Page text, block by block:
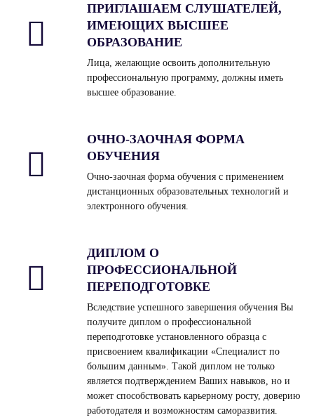
ПРИГЛАШАЕМ СЛУШАТЕЛЕЙ,
ИМЕЮЩИХ ВЫСШЕЕ
ОБРАЗОВАНИЕ
Лица, желающие освоить дополнительную
профессиональную программу, должны иметь
высшее образование.
ОЧНО-ЗАОЧНАЯ ФОРМА
ОБУЧЕНИЯ
Очно-заочная форма обучения с применением
дистанционных образовательных технологий и
электронного обучения.
ДИПЛОМ О
ПРОФЕССИОНАЛЬНОЙ
ПЕРЕПОДГОТОВКЕ
Вследствие успешного завершения обучения Вы
получите диплом о профессиональной
переподготовке установленного образца с
присвоением квалификации «Специалист по
большим данным». Такой диплом не только
является подтверждением Ваших навыков, но и
может способствовать карьерному росту, доверию
работодателя и возможностям саморазвития.